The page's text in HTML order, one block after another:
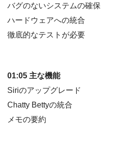
バグのないシステムの確保
ハードウェアへの統合
徹底的なテストが必要
01:05 主な機能
Siriのアップグレード
Chatty Bettyの統合
メモの要約